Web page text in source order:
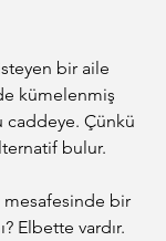
bir aile
kümelenmiş
caddeye. Çünkü
bulur.
bir
Elbette vardır.